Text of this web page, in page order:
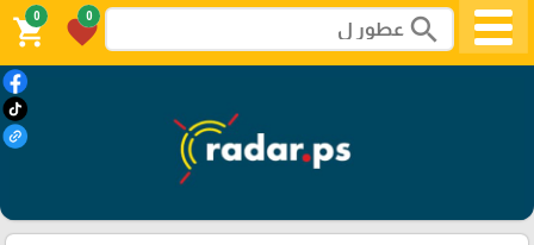
search
0
favorite
0
shopping_cart